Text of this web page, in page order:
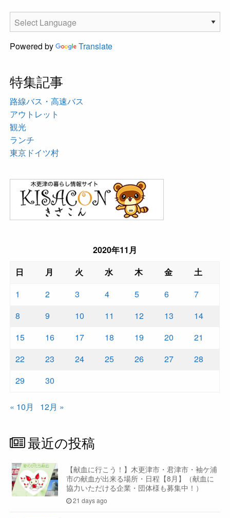
Powered by Translate
特集記事
路線バス・高速バス
アウトレット
観光
ランチ
東京ドイツ村
2020年11月
日
月 火 水 木 金
土
1
2 3 4 5 6
7
8
9 10 11 12 13
14
15
16 17 18 19 20
21
22
23 24 25 26 27
28
29
30
« 10月 12月 »
最近の投稿
【献血に行こう！】木更津市・君津市・袖ケ浦
市の献血が出来る場所・日程【8月】（献血に
協力いただける企業・団体様も募集中！）
21 days ago